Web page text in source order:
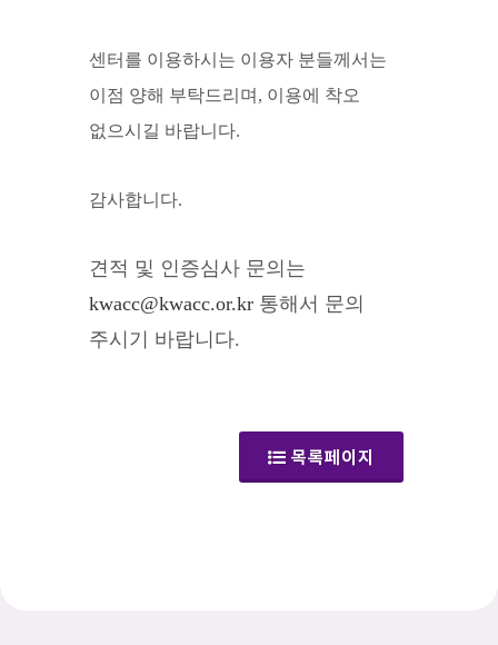
센터를 이용하시는 이용자 분들께서는
이점 양해 부탁드리며, 이용에 착오
없으시길 바랍니다.
감사합니다.
견적 및 인증심사 문의는
kwacc@kwacc.or.kr 통해서 문의
주시기 바랍니다.
(공지사항)
목록페이지